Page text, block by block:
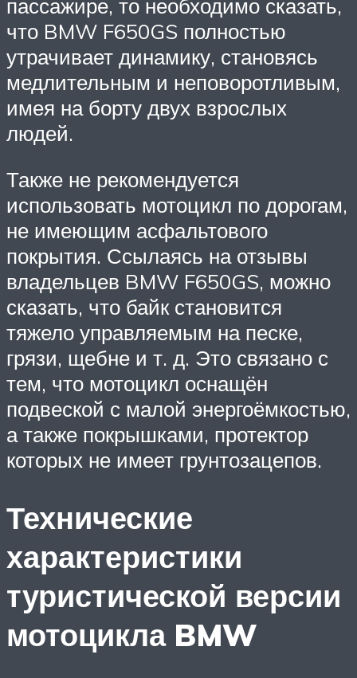
пассажире, то необходимо сказать,
что BMW F650GS полностью
утрачивает динамику, становясь
медлительным и неповоротливым,
имея на борту двух взрослых
людей.
Также не рекомендуется
использовать мотоцикл по дорогам,
не имеющим асфальтового
покрытия. Ссылаясь на отзывы
владельцев BMW F650GS, можно
сказать, что байк становится
тяжело управляемым на песке,
грязи, щебне и т. д. Это связано с
тем, что мотоцикл оснащён
подвеской с малой энергоёмкостью,
а также покрышками, протектор
которых не имеет грунтозацепов.
Технические
характеристики
туристической версии
мотоцикла BMW